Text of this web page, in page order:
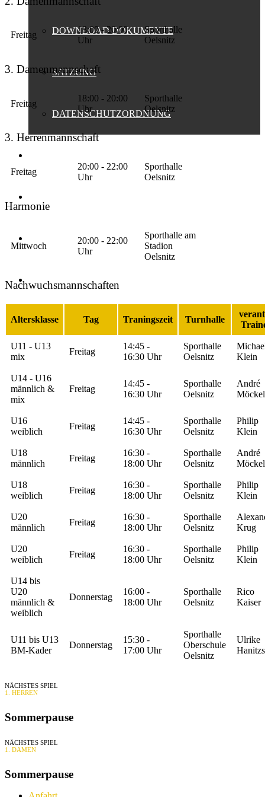
DOWNLOAD DOKUMENTE
SATZUNG
DATENSCHUTZORDNUNG
KONTAKT
Freitag
18:00 - 20:00
Uhr
Sporthalle
Oelsnitz
3. Damenmannschaft
Freitag
18:00 - 20:00
Uhr
Sporthalle
Oelsnitz
3. Herrenmannschaft
Freitag
20:00 - 22:00
Uhr
Sporthalle
Oelsnitz
Harmonie
Mittwoch
20:00 - 22:00
Uhr
Sporthalle am
Stadion
Oelsnitz
Nachwuchsmannschaften
Altersklasse Tag Traningszeit Turnhalle
U11 - U13
mix
Freitag
14:45 -
16:30 Uhr
Sporthalle
Oelsnitz
Klein
U14 - U16
männlich &
mix
Freitag
14:45 -
16:30 Uhr
Sporthalle
Oelsnitz
André
Möckel
U16
weiblich
Freitag
14:45 -
16:30 Uhr
Sporthalle
Oelsnitz
Philip
Klein
U18
männlich
Freitag
16:30 -
18:00 Uhr
Sporthalle
Oelsnitz
André
Möckel
U18
weiblich
Freitag
16:30 -
18:00 Uhr
Sporthalle
Oelsnitz
Philip
Klein
U20
männlich
Freitag
16:30 -
18:00 Uhr
Sporthalle
Oelsnitz
Krug
U20
weiblich
Freitag
16:30 -
18:00 Uhr
Sporthalle
Oelsnitz
Philip
Klein
U14 bis
U20
männlich &
weiblich
Donnerstag
16:00 -
18:00 Uhr
Sporthalle
Oelsnitz
Rico
Kaiser
U11 bis U13
BM-Kader
Donnerstag
15:30 -
17:00 Uhr
Sporthalle
Oberschule
Oelsnitz
Ulrike
NÄCHSTES SPIEL
1. HERREN
Sommerpause
NÄCHSTES SPIEL
1. DAMEN
Sommerpause